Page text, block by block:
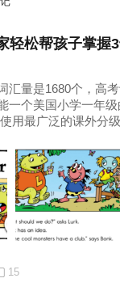
轻松帮孩子掌握
汇量是1680个，高
一个美国小学一年级
用最广泛的课外分
15